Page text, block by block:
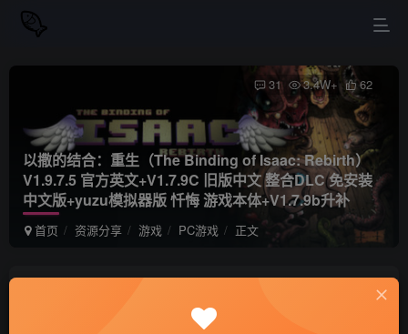
以撒的结合：重生（The Binding of Isaac: Rebirth）
V1.9.7.5 官方英文+V1.7.9C 旧版中文 整合DLC 免安装
中文版+yuzu模拟器版 忏悔 游戏本体+V1.7.9b升补
首页 资源分享 游戏 PC游戏 正文
31 3.4W+ 62
私信